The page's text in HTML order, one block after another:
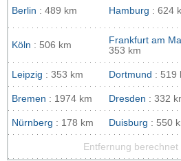
Berlin : 489 km Hamburg : 624
Köln : 506 km Frankfurt am
353 km
Leipzig : 353 km Dortmund : 519
Bremen : 1974 km Dresden : 332
Nürnberg : 178 km Duisburg : 550
Entfernung berechnet